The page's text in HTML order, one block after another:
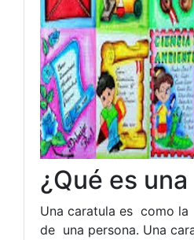
¿Qué es
Una caratula es como
de una persona. Una